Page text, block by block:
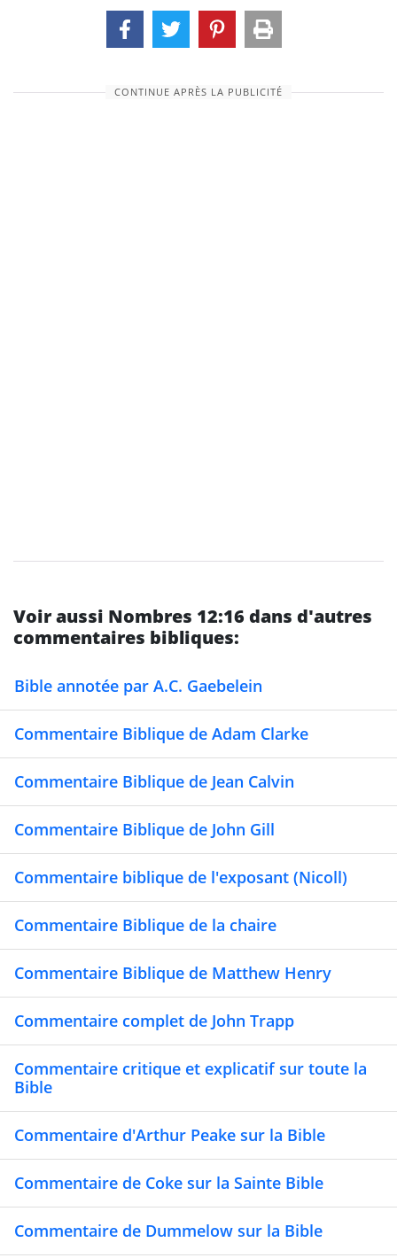
CONTINUE APRÈS LA PUBLICITÉ
Voir aussi Nombres 12:16 dans d'autres
commentaires bibliques:
Bible annotée par A.C. Gaebelein
Commentaire Biblique de Adam Clarke
Commentaire Biblique de Jean Calvin
Commentaire Biblique de John Gill
Commentaire biblique de l'exposant (Nicoll)
Commentaire Biblique de la chaire
Commentaire Biblique de Matthew Henry
Commentaire complet de John Trapp
Commentaire critique et explicatif sur toute la
Bible
Commentaire d'Arthur Peake sur la Bible
Commentaire de Coke sur la Sainte Bible
Commentaire de Dummelow sur la Bible